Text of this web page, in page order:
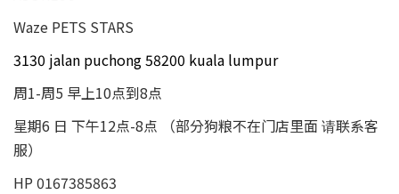
Waze PETS STARS
3130 jalan puchong 58200 kuala lumpur
周1-周5 早上10点到8点
星期6 日 下午12点-8点 （部分狗粮不在门店里面 请联系客
服）
HP 0167385863